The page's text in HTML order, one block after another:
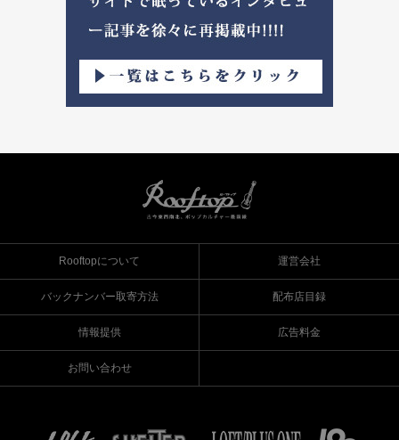
Rooftopについて 運営会社
バックナンバー取寄方法 配布店目録
情報提供 広告料金
お問い合わせ